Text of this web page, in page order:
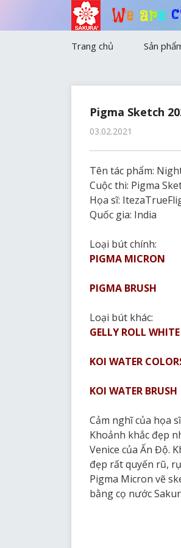
We are c
Trang chủ Sản
Gelly Roll
Marker/
Bút bi và
Màu
Pigma Sketch
03.02.2021
Tên tác phẩm:
Cuộc thi: Pigma
Họa sĩ:
Quốc gia: India
Loại bút chính:
PIGMA MICRON
PIGMA BRUSH
Loại bút khác:
GELLY ROLL WHITE
KOI WATER
KOI WATER BRUSH
Cảm nghĩ của họa
Khoảnh khắc đẹp
Venice của Ấn Độ.
đẹp rất quyến rũ,
Pigma Micron vẽ
bằng cọ nước